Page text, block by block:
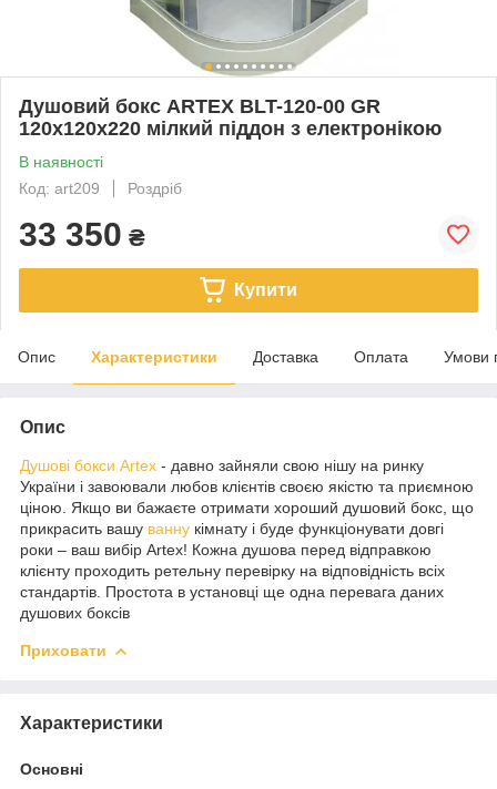
Душовий бокс ARTEX BLT-120-00 GR
120x120x220 мілкий піддон з електронікою
В наявності
Код: art209
Роздріб
33 350 ₴
Купити
Опис Характеристики Доставка Оплата Умови
Опис
Душові бокси Artex - давно зайняли свою нішу на ринку
України і завоювали любов клієнтів своєю якістю та приємною
ціною. Якщо ви бажаєте отримати хороший душовий бокс, що
прикрасить вашу ванну кімнату і буде функціонувати довгі
роки – ваш вибір Artex! Кожна душова перед відправкою
клієнту проходить ретельну перевірку на відповідність всіх
стандартів. Простота в установці ще одна перевага даних
душових боксів
Приховати
Характеристики
Основні